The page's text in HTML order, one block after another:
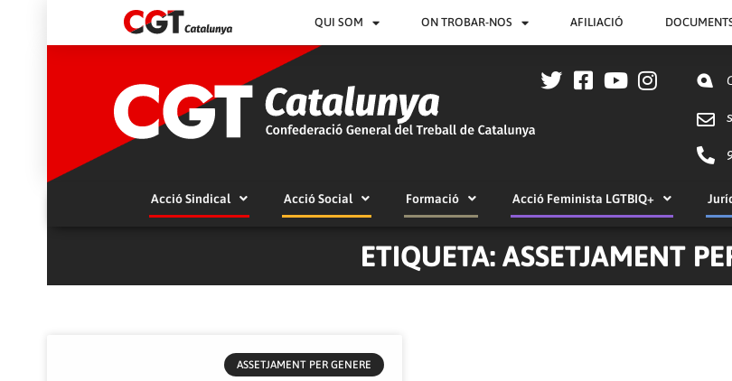
QUI SOM ON TROBAR-NOS AFILIACIÓ
Acció Sindical Acció Social Formació Acció Feminista LGTBIQ+
ETIQUETA: ASSETJAMENT
ASSETJAMENT PER GENERE